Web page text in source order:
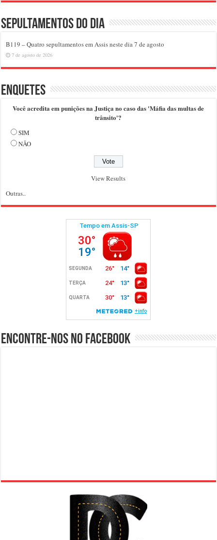
Sepultamentos do dia
B119 – Quatro sepultamentos em Assis neste dia 7 de agosto
7 de agosto de 2026
Enquetes
Você acredita em punições na Justiça no caso das 'Máfia das multas de
trânsito'?
SIM
NÃO
View Results
Outras..
Encontre-nos no Facebook